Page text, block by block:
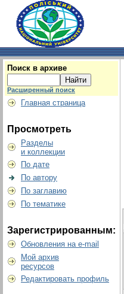
Поиск в архиве
Расширенный поиск
Главная страница
Просмотреть
Разделы
и коллекции
По дате
По автору
По заглавию
По тематике
Зарегистрированным:
Обновления на e-mail
Мой архив
ресурсов
Редактировать профиль